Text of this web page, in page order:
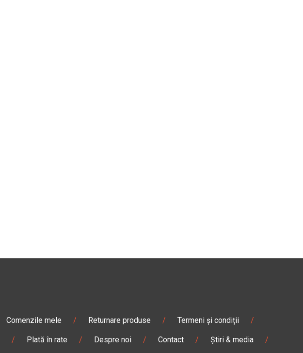
Comenzile mele / Returnare produse / Termeni și condiții /
/ Plată în rate / Despre noi / Contact / Știri & media /